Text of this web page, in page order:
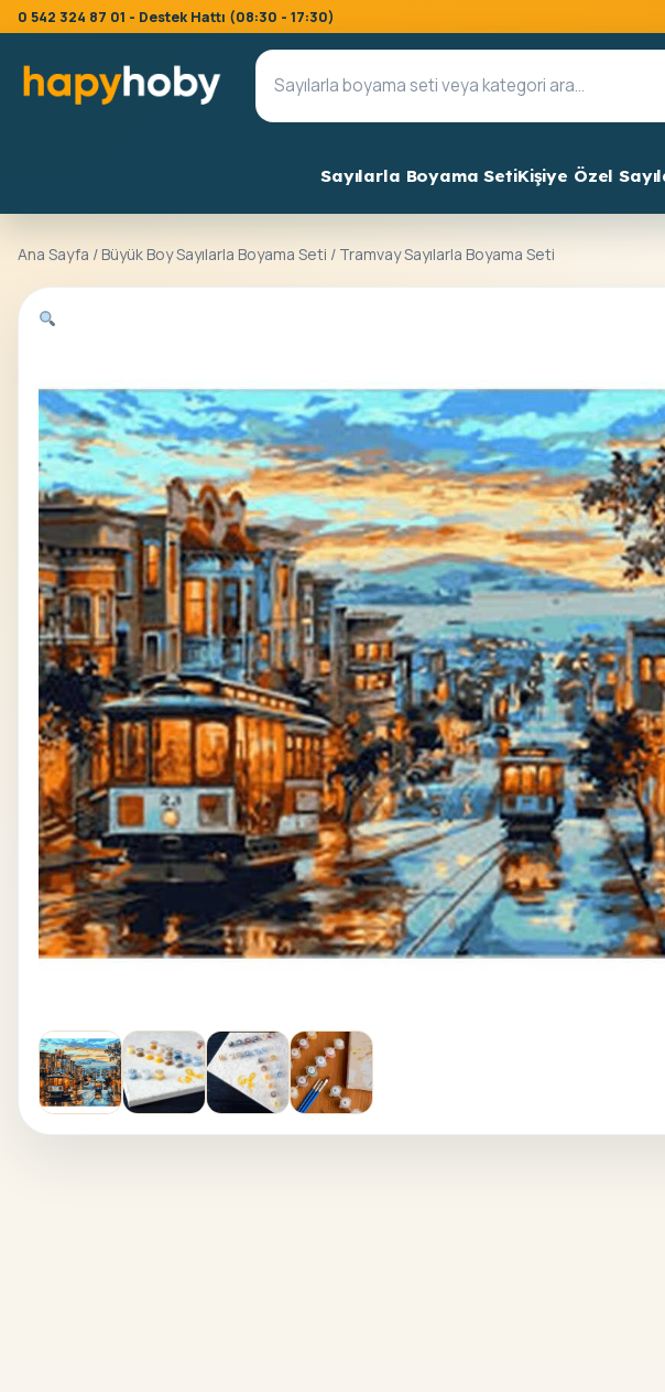
0 542 324 87 01 - Destek Hattı (08:30 - 17:30)
Sayılarla Boyama SetiKişiye Özel
Ana Sayfa / Büyük Boy Sayılarla Boyama Seti / Tramvay Sayılarla Boyama Seti